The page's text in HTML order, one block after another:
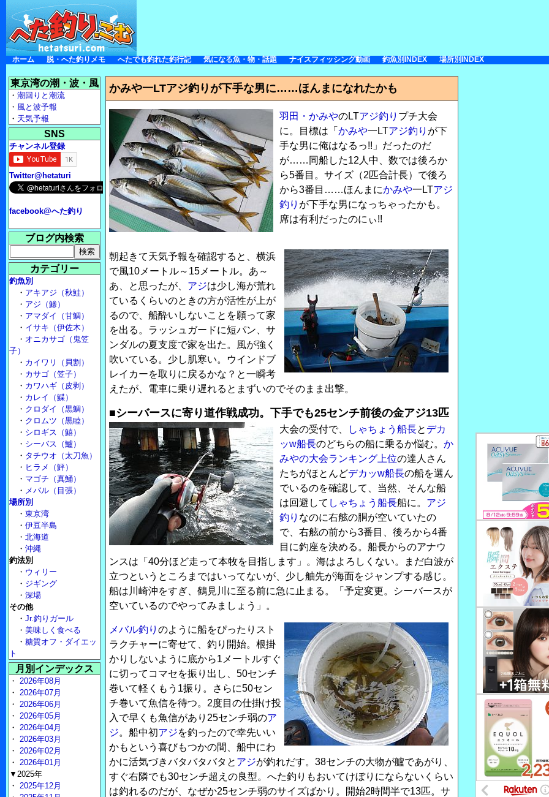
ホーム 脱・へた釣りメモ へたでも釣れた釣行記 気になる魚・物・話題 ナイスフィッシング動画 釣魚別INDEX 場所別INDEX
かみや一LTアジ釣りが下手な男に……ほんまになれたかも
羽田・かみやのLTアジ釣り プチ大会
に。目標は「 かみや一LTアジ釣り が下
手な男に俺はなるっ!!」だったのだ
が……同船した12人中、数では後ろか
ら5番目。サイズ（2匹合計長）で後ろ
から3番目……ほんまにかみや一LTアジ
釣り が下手な男になっちゃったかも。
席は有利だったのにぃ!!
朝起きて天気予報を確認すると、横浜
で風10メートル～15メートル。あ～
あ、と思ったが、 アジは少し海が荒れ
ているくらいのときの方が活性が上が
るので、船酔いしないことを願って家
を出る。ラッシュガードに短パン、サ
ンダルの夏支度で家を出た。風が強く
吹いている。少し肌寒い。ウインドブ
レイカーを取りに戻るかな？と一瞬考
えたが、電車に乗り遅れるとまずいのでそのまま出撃。
■シーバースに寄り道作戦成功。下手でも25センチ前後の金アジ13匹
大会の受付で、 しゃちょう船長と デカ
ッw船長のどちらの船に乗るか悩む。 か
みやの大会ランキング上位の達人さん
たちがほとんどデカッw船長の船を選ん
でいるのを確認して、当然、そんな船
は回避して しゃちょう船長船に。 アジ
釣り なのに右舷の胴が空いていたの
で、右舷の前から3番目、後ろから4番
目に釣座を決める。船長からのアナウ
ンスは「40分ほど走って本牧を目指します」。海はよろしくない。まだ白波が
立つというところまではいってないが、少し舳先が海面をジャンプする感じ。
船は川崎沖をすぎ、鶴見川に至る前に急に止まる。「予定変更。シーバースが
空いているのでやってみましょう」。
メバル釣り のように船をぴったりスト
ラクチャーに寄せて、釣り開始。根掛
かりしないように底から1メートルすぐ
に切ってコマセを振り出し、50センチ
巻いて軽くもう1振り。さらに50セン
チ巻いて魚信を待つ。2度目の仕掛け投
入で早くも魚信があり25センチ弱のア
ジ。船中初アジを釣ったので幸先いい
かもという喜びもつかの間、船中にわ
かに活気づきバタバタバタと アジが釣れだす。38センチの大物が艫であがり、
すぐ右隣でも30センチ超えの良型。へた釣りもおいてけぼりにならないくらい
は釣れるのだが、なぜか25センチ弱のサイズばかり。開始2時間半で13匹。サ
東京湾の潮・波・風
・ 潮回りと潮流
・ 風と波予報
・ 天気予報
SNS
チャンネル登録
Twitter@hetaturi
facebook@へた釣り
ブログ内検索
カテゴリー
釣魚別
・ アキアジ（秋鮭）
・ アジ（鯵）
・ アマダイ（甘鯛）
・ イサキ（伊佐木）
・ オニカサゴ（鬼笠
子）
・ カイワリ（貝割）
・ カサゴ（笠子）
・ カワハギ（皮剥）
・ カレイ（鰈）
・ クロダイ（黒鯛）
・ クロムツ（黒睦）
・ シロギス（鱚）
・ シーバス（鱸）
・ タチウオ（太刀魚）
・ ヒラメ（鮃）
・ マゴチ（真鯒）
・ メバル（目張）
場所別
・ 東京湾
・ 伊豆半島
・ 北海道
・ 沖縄
釣法別
・ ウィリー
・ ジギング
・ 深場
その他
・ Jr.釣りガール
・ 美味しく食べる
・ 糖質オフ・ダイエッ
ト
月別インデックス
・ 2026年08月
・ 2026年07月
・ 2026年06月
・ 2026年05月
・ 2026年04月
・ 2026年03月
・ 2026年02月
・ 2026年01月
▼2025年
・ 2025年12月